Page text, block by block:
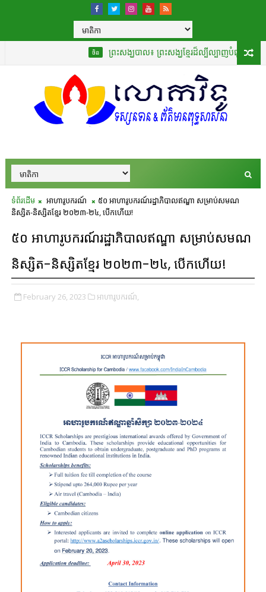
ព្រះសង្ឃបាល៖ ព្រះសង្ឃខ្មែរដ៏ល្បីល្បាញបំផុតដែលបានបក
ទំព័រដើម អាហារូបករណ៍
៥០ អាហារូបករណ៍រដ្ឋាភិបាលឥណ្ឌា សម្រាប់សមណ
និស្សិត-និស្សិតខ្មែរ ២០២៣-២៤, បើកហើយ!
៥០ អាហារូបករណ៍រដ្ឋាភិបាលឥណ្ឌា សម្រាប់សមណ
និស្សិត-និស្សិតខ្មែរ ២០២៣-២៤, បើកហើយ!
February 26, 2023 អាហារូបករណ៍,